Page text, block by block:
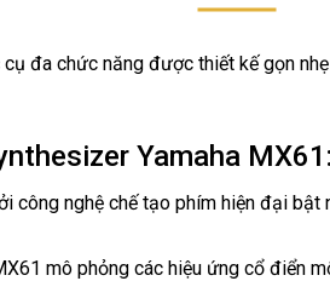
đa chức năng được thiết kế gọn
Yamaha MX61:
công nghệ chế tạo phím hiện đại
mô phỏng các hiệu ứng cổ điển